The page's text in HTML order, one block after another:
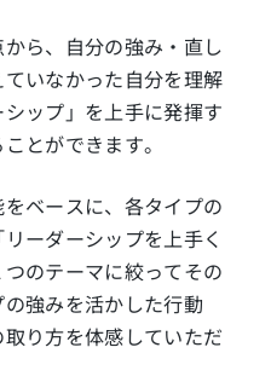
ら、自分の強み・直し
いなかった自分を理解
ップ」を上手に発揮す
とができます。
ベースに、各タイプの
ーダーシップを上手く
のテーマに絞ってその
強みを活かした行動
り方を体感していただ